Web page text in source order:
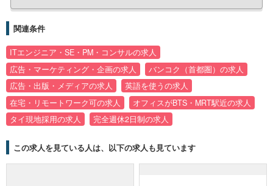
関連条件
ITエンジニア・SE・PM・コンサルの求人
広告・マーケティング・企画の求人
バンコク（首都圏）の求人
広告・出版・メディアの求人
英語を使うの求人
在宅・リモートワーク可の求人
オフィスがBTS・MRT駅近の求人
タイ現地採用の求人
完全週休2日制の求人
この求人を見ている人は、以下の求人も見ています